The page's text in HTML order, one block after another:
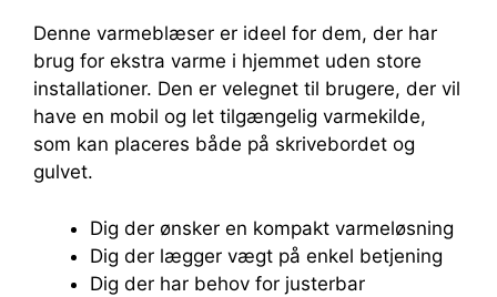
Denne varmeblæser er ideel for dem, der har
brug for ekstra varme i hjemmet uden store
installationer. Den er velegnet til brugere, der vil
have en mobil og let tilgængelig varmekilde,
som kan placeres både på skrivebordet og
gulvet.
Dig der ønsker en kompakt varmeløsning
Dig der lægger vægt på enkel betjening
Dig der har behov for justerbar